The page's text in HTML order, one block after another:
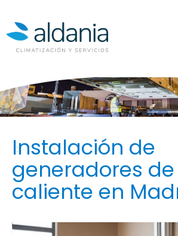
Instalación de
generadores
caliente en